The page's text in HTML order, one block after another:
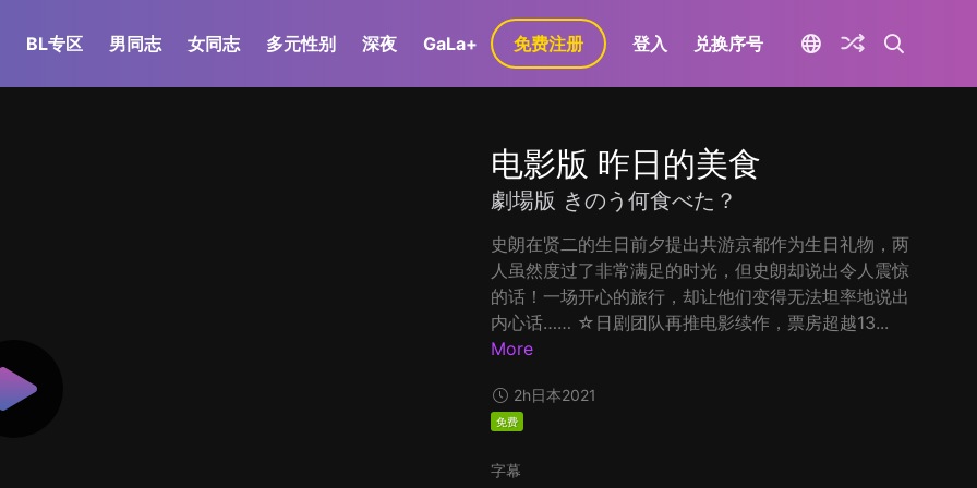
BL专区 男同志 女同志 多元性别 深夜 GaLa+ 免费注册 登入 兑换序号
电影版 昨日的美食
劇場版 きのう何食べた？
史朗在贤二的生日前夕提出共游京都作为生日礼物，两
人虽然度过了非常满足的时光，但史朗却说出令人震惊
的话！一场开心的旅行，却让他们变得无法坦率地说出
内心话…… ☆日剧团队再推电影续作，票房超越13...
More
2h日本2021
免费
字幕